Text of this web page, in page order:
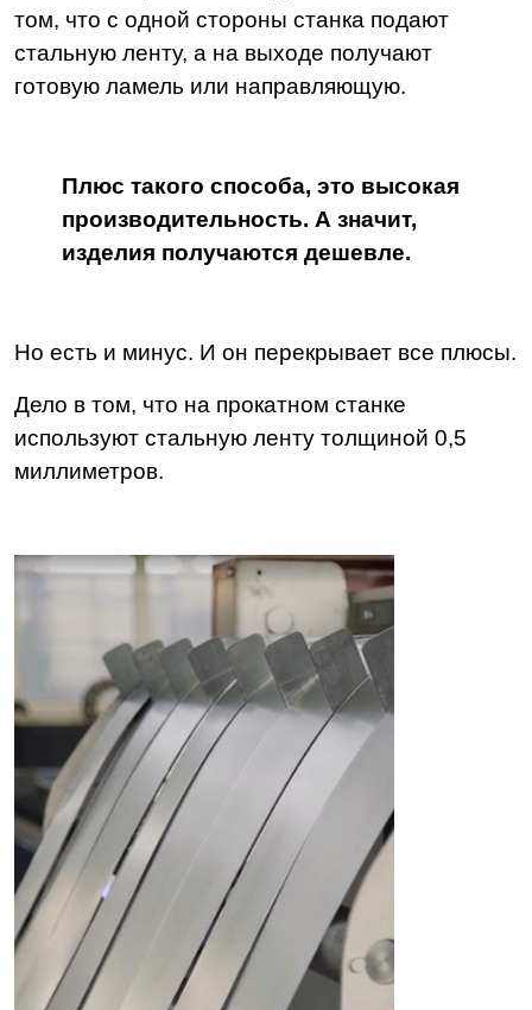
том, что с одной стороны станка подают
стальную ленту, а на выходе получают
готовую ламель или направляющую.
Плюс такого способа, это высокая
производительность. А значит,
изделия получаются дешевле.
Но есть и минус. И он перекрывает все плюсы.
Дело в том, что на прокатном станке
используют стальную ленту толщиной 0,5
миллиметров.